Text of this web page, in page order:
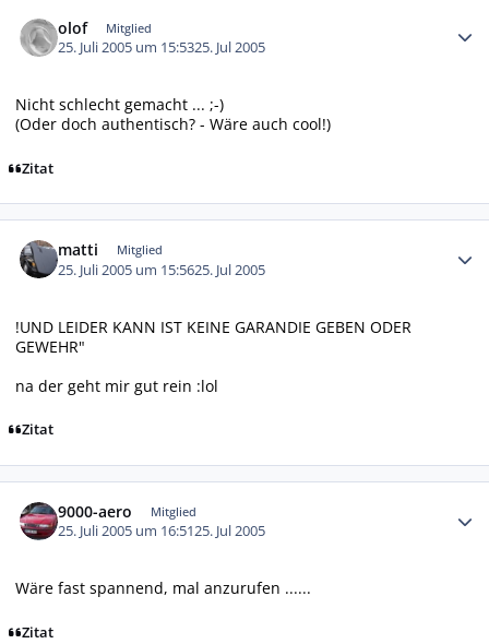
olof Mitglied
25. Juli 2005 um 15:5325. Jul 2005
Nicht schlecht gemacht ... ;-)
(Oder doch authentisch? - Wäre auch cool!)
Zitat
matti Mitglied
25. Juli 2005 um 15:5625. Jul 2005
!UND LEIDER KANN IST KEINE GARANDIE GEBEN ODER
GEWEHR"
na der geht mir gut rein :lol
Zitat
9000-aero Mitglied
25. Juli 2005 um 16:5125. Jul 2005
Wäre fast spannend, mal anzurufen ......
Zitat